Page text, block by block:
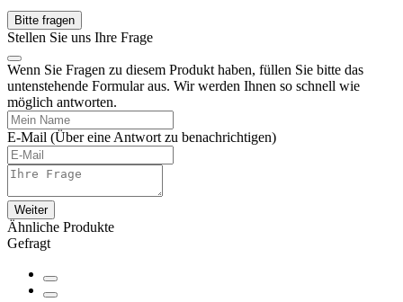
Bitte fragen
Stellen Sie uns Ihre Frage
Wenn Sie Fragen zu diesem Produkt haben, füllen Sie bitte das
untenstehende Formular aus. Wir werden Ihnen so schnell wie
möglich antworten.
E-Mail (Über eine Antwort zu benachrichtigen)
Weiter
Ähnliche Produkte
Gefragt